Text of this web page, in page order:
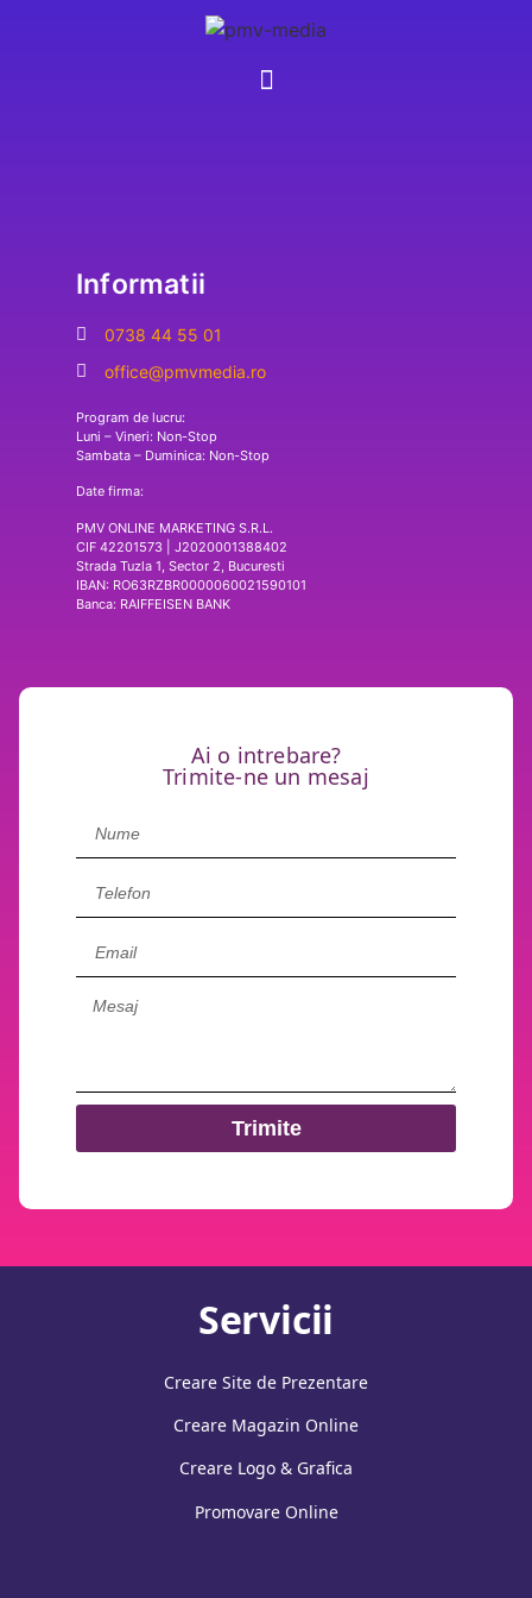
Informatii
0738 44 55 01
office@pmvmedia.ro
Program de lucru:
Luni – Vineri: Non-Stop
Sambata – Duminica: Non-Stop
Date firma:
PMV ONLINE MARKETING S.R.L.
CIF 42201573 | J2020001388402
Strada Tuzla 1, Sector 2, Bucuresti
IBAN: RO63RZBR0000060021590101
Banca: RAIFFEISEN BANK
Ai o intrebare?
Trimite-ne un mesaj
Trimite
Servicii
Creare Site de Prezentare
Creare Magazin Online
Creare Logo & Grafica
Promovare Online